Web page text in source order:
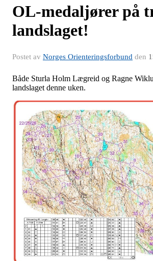
OL-medaljører på
landslaget!
Postet av Norges Orienteringsforbund den
Både Sturla Holm Lægreid og Ragne
landslaget denne uken.